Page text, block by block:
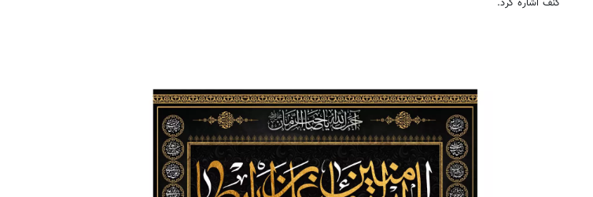
کنف اشاره کرد.